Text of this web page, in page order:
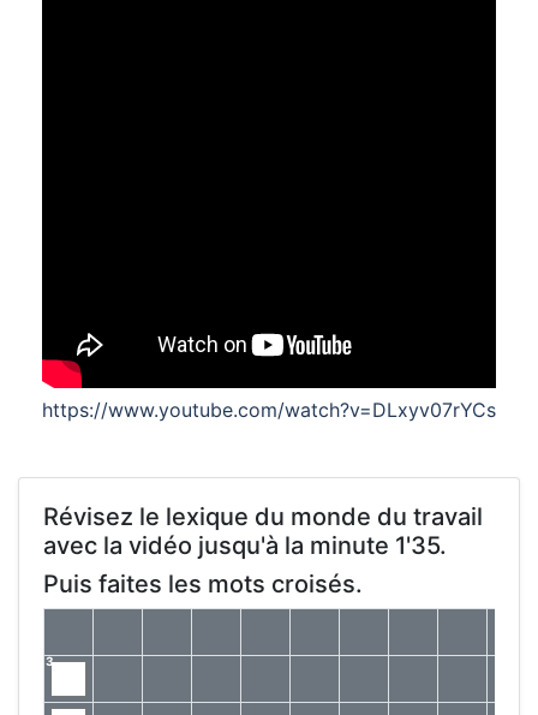
https://www.youtube.com/watch?v=DLxyv07rYCs
Révisez le lexique du monde du travail
avec la vidéo jusqu'à la minute 1'35.
Puis faites les mots croisés.
3